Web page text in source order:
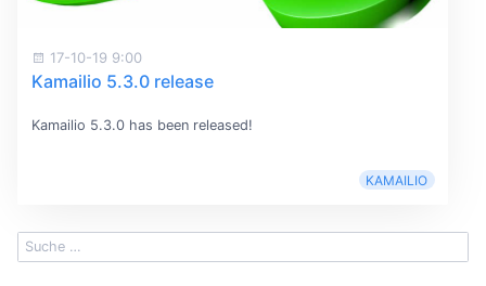
17-10-19 9:00
Kamailio 5.3.0 release
Kamailio 5.3.0 has been released!
KAMAILIO